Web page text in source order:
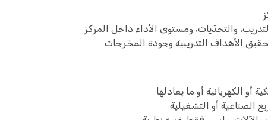
والتحدّيات، ومستوى الأداء داخل المركز
الأهداف التدريبية وجودة المخرجات
الكهربائية أو ما يعادلها
الصناعية أو التشغيلية